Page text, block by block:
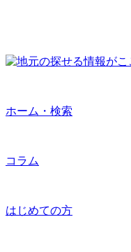
ホーム・検索
コラム
はじめての方